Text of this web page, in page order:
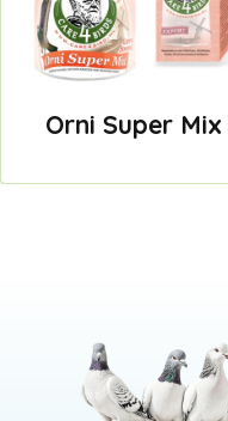
Orni Super Mix